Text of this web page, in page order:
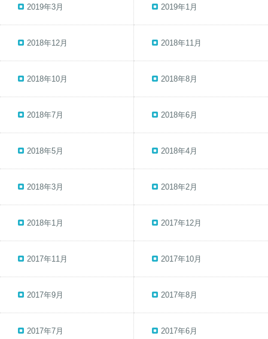
2019年3月 2019年1月
2018年12月 2018年11月
2018年10月 2018年8月
2018年7月 2018年6月
2018年5月 2018年4月
2018年3月 2018年2月
2018年1月 2017年12月
2017年11月 2017年10月
2017年9月 2017年8月
2017年7月 2017年6月